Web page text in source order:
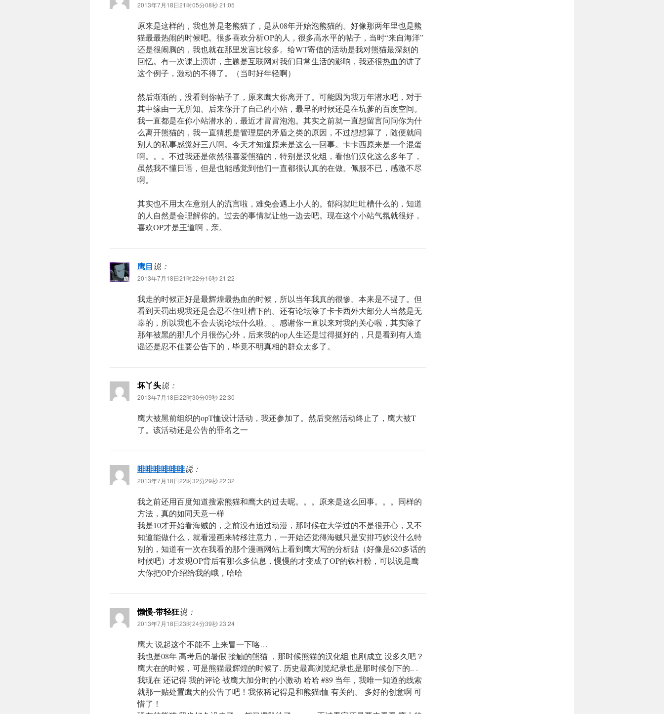
2013年7月18日21时05分08秒 21:05
原来是这样的，我也算是老熊猫了，是从08年开始泡熊猫的。好像那两年里也是熊
猫最最热闹的时候吧。很多喜欢分析OP的人，很多高水平的帖子，当时“来自海洋”
还是很闹腾的，我也就在那里发言比较多。给WT寄信的活动是我对熊猫最深刻的
回忆。有一次课上演讲，主题是互联网对我们日常生活的影响，我还很热血的讲了
这个例子，激动的不得了。（当时好年轻啊）
然后渐渐的，没看到你帖子了，原来鹰大你离开了。可能因为我万年潜水吧，对于
其中缘由一无所知。后来你开了自己的小站，最早的时候还是在坑爹的百度空间。
我一直都是在你小站潜水的，最近才冒冒泡泡。其实之前就一直想留言问问你为什
么离开熊猫的，我一直猜想是管理层的矛盾之类的原因，不过想想算了，随便就问
别人的私事感觉好三八啊。今天才知道原来是这么一回事。卡卡西原来是一个混蛋
啊。。。不过我还是依然很喜爱熊猫的，特别是汉化组，看他们汉化这么多年了，
虽然我不懂日语，但是也能感觉到他们一直都很认真的在做。佩服不已，感激不尽
啊。
其实也不用太在意别人的流言啦，难免会遇上小人的。郁闷就吐吐槽什么的，知道
的人自然是会理解你的。过去的事情就让他一边去吧。现在这个小站气氛就很好，
喜欢OP才是王道啊，亲。
鹰目说：
2013年7月18日21时22分16秒 21:22
我走的时候正好是最辉煌最热血的时候，所以当年我真的很惨。本来是不提了。但
看到天罚出现我还是会忍不住吐槽下的。还有论坛除了卡卡西外大部分人当然是无
辜的，所以我也不会去说论坛什么啦。。感谢你一直以来对我的关心啦，其实除了
那年被黑的那几个月很伤心外，后来我的op人生还是过得挺好的，只是看到有人造
谣还是忍不住要公告下的，毕竟不明真相的群众太多了。
坏丫头说：
2013年7月18日22时30分09秒 22:30
鹰大被黑前组织的opT恤设计活动，我还参加了。然后突然活动终止了，鹰大被T
了。该活动还是公告的罪名之一
啡啡啡啡啡啡说：
2013年7月18日22时32分29秒 22:32
我之前还用百度知道搜索熊猫和鹰大的过去呢。。。原来是这么回事。。。同样的
方法，真的如同天意一样
我是10才开始看海贼的，之前没有追过动漫，那时候在大学过的不是很开心，又不
知道能做什么，就看漫画来转移注意力，一开始还觉得海贼只是安排巧妙没什么特
别的，知道有一次在我看的那个漫画网站上看到鹰大写的分析贴（好像是620多话的
时候吧）才发现OP背后有那么多信息，慢慢的才变成了OP的铁杆粉，可以说是鹰
大你把OP介绍给我的哦，哈哈
懒慢-带轻狂说：
2013年7月18日23时24分39秒 23:24
鹰大 说起这个不能不 上来冒一下咯…
我也是08年 高考后的暑假 接触的熊猫 ，那时候熊猫的汉化组 也刚成立 没多久吧？
鹰大在的时候，可是熊猫最辉煌的时候了. 历史最高浏览纪录也是那时候创下的.. .
我现在 还记得 我的评论 被鹰大加分时的小激动 哈哈 #89 当年，我唯一知道的线索
就那一贴处置鹰大的公告了吧！我依稀记得是和熊猫t恤 有关的。 多好的创意啊 可
惜了！